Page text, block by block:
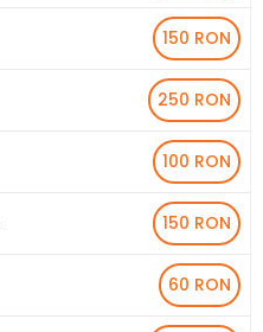
150 RON
250 RON
100 RON
150 RON
60 RON